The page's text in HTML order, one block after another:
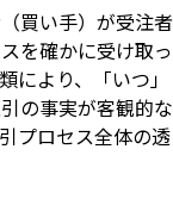
買い手）が受注者
を確かに受け取っ
により、「いつ」
の事実が客観的な
プロセス全体の透